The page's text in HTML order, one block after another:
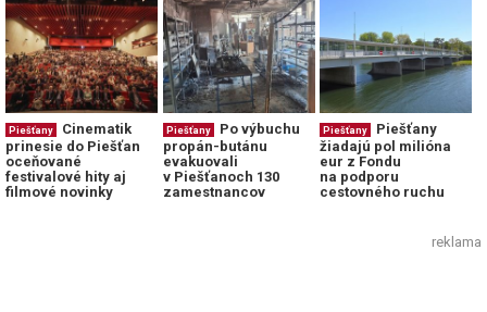
Piešťany
Cinematik
prinesie do Piešťan
oceňované
festivalové hity aj
filmové novinky
Piešťany
Po výbuchu
propán-butánu
evakuovali
v Piešťanoch 130
zamestnancov
Piešťany
Piešťany
žiadajú pol milióna
eur z Fondu
na podporu
cestovného ruchu
reklama